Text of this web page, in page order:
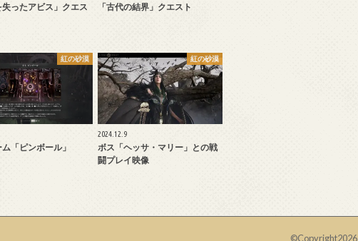
失ったアビス」クエス
「古代の結界」クエスト
紅の砂漠
「ピンボール」
紅の砂漠
2024.12.9
ボス「ヘッサ・マリー」との戦
闘プレイ映像
©Copyright2026